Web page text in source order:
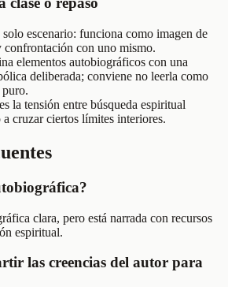
escenario: funciona como imagen de
confrontación con uno mismo.
elementos autobiográficos con una
deliberada; conviene no leerla como
la tensión entre búsqueda espiritual
cruzar ciertos límites interiores.
clara, pero está narrada con recursos
espiritual.
las creencias del autor para